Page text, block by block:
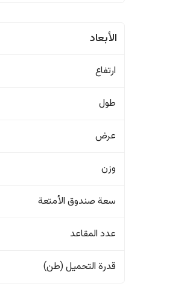
الأبعاد
ارتفاع
طول
عرض
وزن
سعة صندوق الأمتعة
عدد المقاعد
قدرة التحميل (طن)